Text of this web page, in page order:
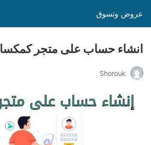
عروض وتسوق
انشاء حساب على متجر كمكسا
Shorouk